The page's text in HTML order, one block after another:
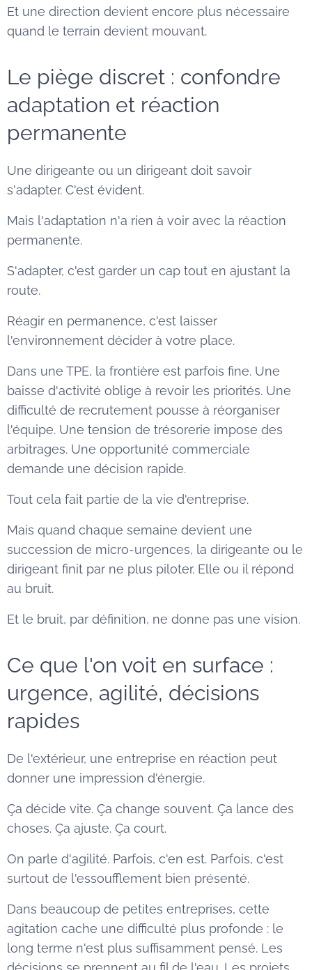
Et une direction devient encore plus nécessaire
quand le terrain devient mouvant.
Le piège discret : confondre
adaptation et réaction
permanente
Une dirigeante ou un dirigeant doit savoir
s'adapter. C'est évident.
Mais l'adaptation n'a rien à voir avec la réaction
permanente.
S'adapter, c'est garder un cap tout en ajustant la
route.
Réagir en permanence, c'est laisser
l'environnement décider à votre place.
Dans une TPE, la frontière est parfois fine. Une
baisse d'activité oblige à revoir les priorités. Une
difficulté de recrutement pousse à réorganiser
l'équipe. Une tension de trésorerie impose des
arbitrages. Une opportunité commerciale
demande une décision rapide.
Tout cela fait partie de la vie d'entreprise.
Mais quand chaque semaine devient une
succession de micro-urgences, la dirigeante ou le
dirigeant finit par ne plus piloter. Elle ou il répond
au bruit.
Et le bruit, par définition, ne donne pas une vision.
Ce que l'on voit en surface :
urgence, agilité, décisions
rapides
De l'extérieur, une entreprise en réaction peut
donner une impression d'énergie.
Ça décide vite. Ça change souvent. Ça lance des
choses. Ça ajuste. Ça court.
On parle d'agilité. Parfois, c'en est. Parfois, c'est
surtout de l'essoufflement bien présenté.
Dans beaucoup de petites entreprises, cette
agitation cache une difficulté plus profonde : le
long terme n'est plus suffisamment pensé. Les